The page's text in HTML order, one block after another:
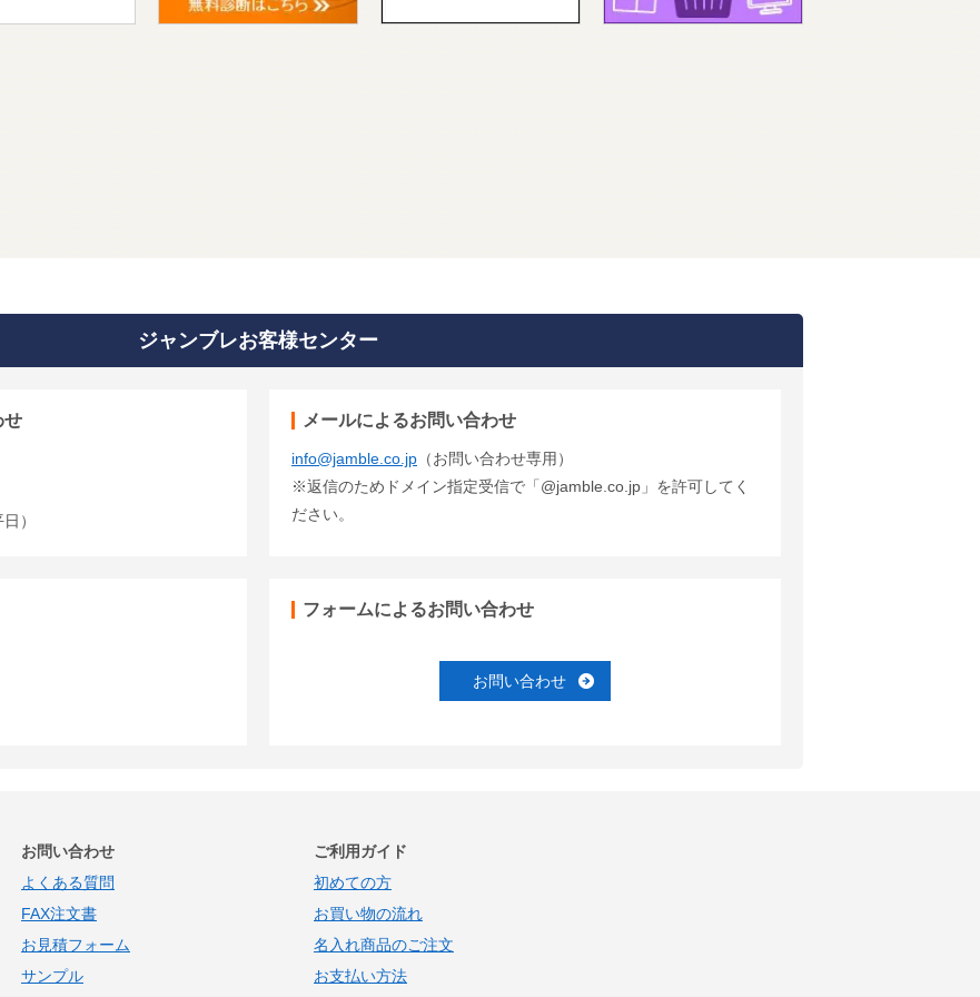
ジャンブレお客様センター
せ
）
メールによるお問い合わせ
info@jamble.co.jp （お問い合わせ専用）
※返信のためドメイン指定受信で「@jamble.co.jp」を許可してく
ださい。
フォームによるお問い合わせ
お問い合わせ
お問い合わせ
よくある質問
FAX注文書
お見積フォーム
サンプル
ご利用ガイド
初めての方
お買い物の流れ
名入れ商品のご注文
お支払い方法